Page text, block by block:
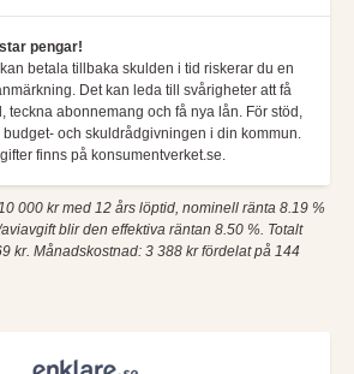
pengar!
betala tillbaka skulden i tid riskerar du en
Det kan leda till svårigheter att få
teckna abonnemang och få nya lån. För stöd,
och skuldrådgivningen i din kommun.
finns på konsumentverket.se.
000 kr med 12 års löptid, nominell ränta 8.19 %
blir den effektiva räntan 8.50 %. Totalt
kr. Månadskostnad: 3 388 kr fördelat på 144